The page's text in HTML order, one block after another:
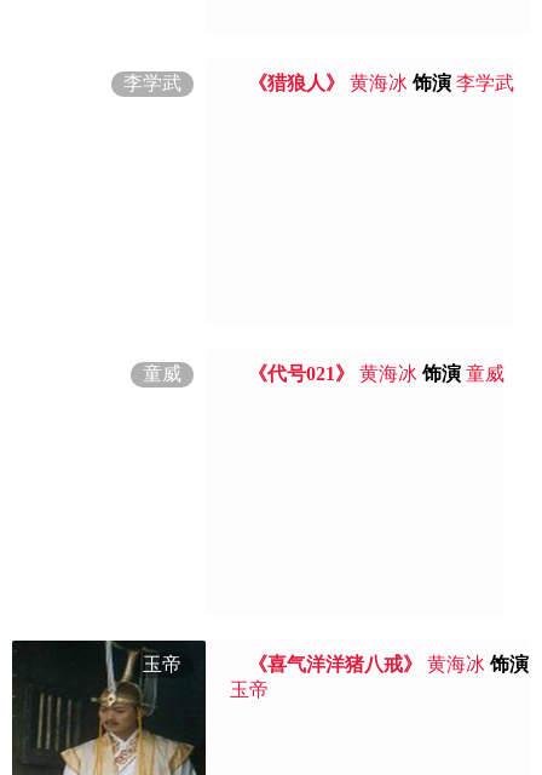
李学武 《猎狼人》 黄海冰 饰演 李学武
童威 《代号021》 黄海冰 饰演 童威
玉帝 《喜气洋洋猪八戒》 黄海冰 饰演
玉帝